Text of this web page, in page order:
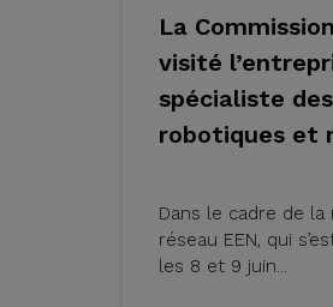
La
visité
spécialiste
robotiques et
Dans le cadre de
réseau EEN, qui
les 8 et 9 juin...